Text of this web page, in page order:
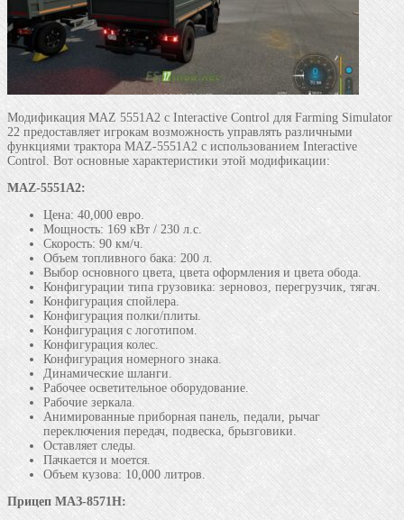
Модификация MAZ 5551A2 с Interactive Control для Farming Simulator
22 предоставляет игрокам возможность управлять различными
функциями трактора MAZ-5551A2 с использованием Interactive
Control. Вот основные характеристики этой модификации:
MAZ-5551A2:
Цена: 40,000 евро.
Мощность: 169 кВт / 230 л.с.
Скорость: 90 км/ч.
Объем топливного бака: 200 л.
Выбор основного цвета, цвета оформления и цвета обода.
Конфигурации типа грузовика: зерновоз, перегрузчик, тягач.
Конфигурация спойлера.
Конфигурация полки/плиты.
Конфигурация с логотипом.
Конфигурация колес.
Конфигурация номерного знака.
Динамические шланги.
Рабочее осветительное оборудование.
Рабочие зеркала.
Анимированные приборная панель, педали, рычаг
переключения передач, подвеска, брызговики.
Оставляет следы.
Пачкается и моется.
Объем кузова: 10,000 литров.
Прицеп МАЗ-8571Н: